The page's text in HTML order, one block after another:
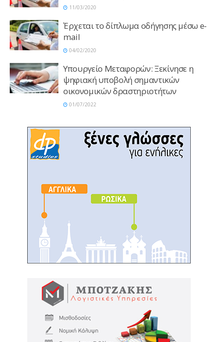
11/03/2020
Έρχεται το δίπλωμα οδήγησης μέσω e-
mail
04/02/2020
Υπουργείο Μεταφορών: Ξεκίνησε η
ψηφιακή υποβολή σημαντικών
οικονομικών δραστηριοτήτων
01/07/2022